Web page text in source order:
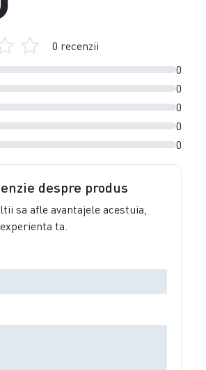
0
0
0
0
0
0 recenzii
despre produs
sa afle avantajele acestuia,
ta.